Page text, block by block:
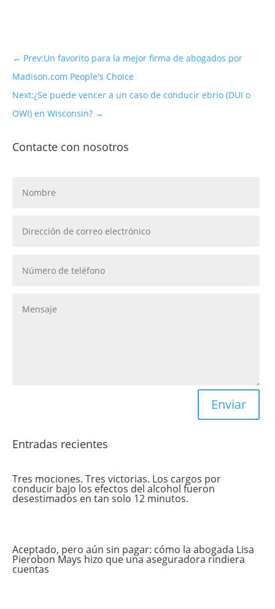
← Prev:Un favorito para la mejor firma de abogados por
Madison.com People's Choice
Next:¿Se puede vencer a un caso de conducir ebrio (DUI o
OWI) en Wisconsin? →
Contacte con nosotros
Enviar
Entradas recientes
Tres mociones. Tres victorias. Los cargos por
conducir bajo los efectos del alcohol fueron
desestimados en tan solo 12 minutos.
Aceptado, pero aún sin pagar: cómo la abogada Lisa
Pierobon Mays hizo que una aseguradora rindiera
cuentas